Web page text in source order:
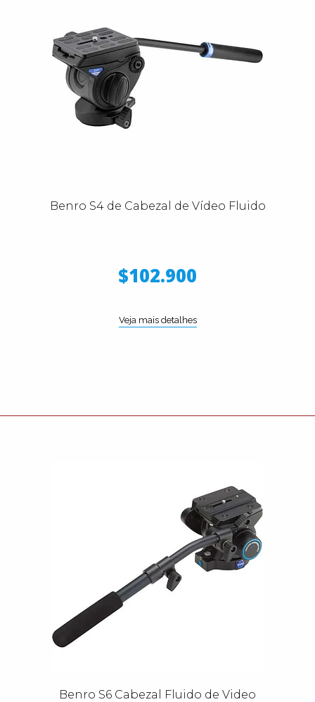
Benro S4 de Cabezal de Vídeo Fluido
$102.900
Veja mais detalhes
Benro S6 Cabezal Fluido de Video